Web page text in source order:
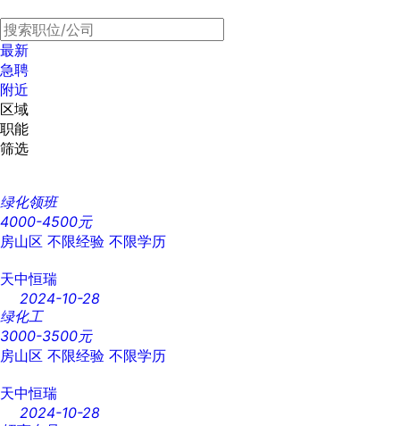
最新
急聘
附近
区域
职能
筛选
绿化领班
4000-4500元
房山区 不限经验 不限学历
天中恒瑞
2024-10-28
绿化工
3000-3500元
房山区 不限经验 不限学历
天中恒瑞
2024-10-28